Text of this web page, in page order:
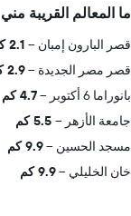
ما المعالم القريبة مني
قصر البارون إمبان
2.1 كم
قصر مصر الجديدة
2.9 كم
بانوراما 6 أكتوبر
4.7 كم
جامعة الأزهر
5.5 كم
مسجد الحسين
9.9 كم
خان الخليلي
9.9 كم